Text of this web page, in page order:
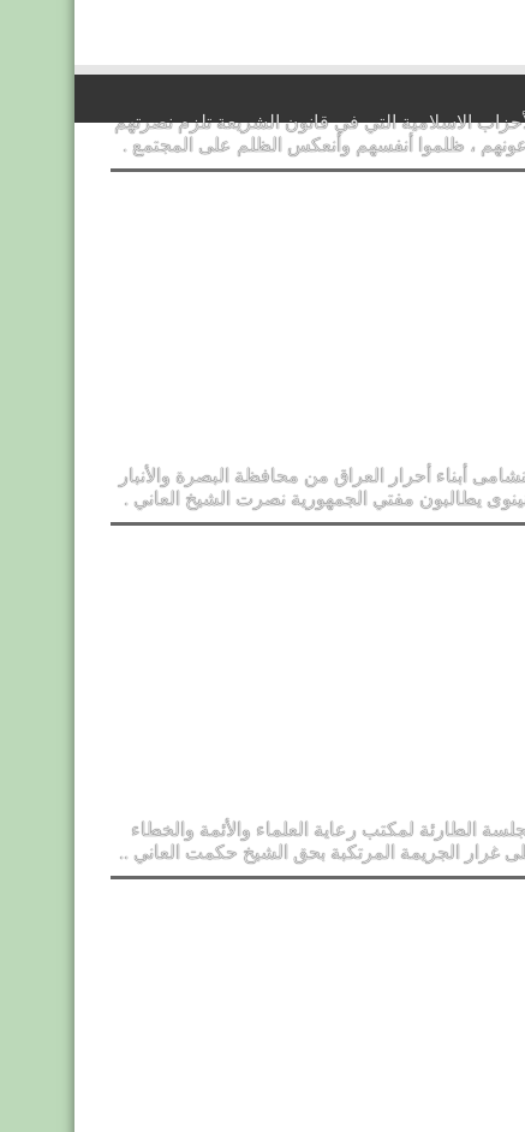
الاسلامية التي في قانون الشريعة تلزم نصرتهم
، ظلموا أنفسهم وأنعكس الظلم على المجتمع .
أبناء أحرار العراق من محافظة البصرة والأنبار
يطالبون مفتي الجمهورية نصرت الشيخ العاني .
الطارئة لمكتب رعاية العلماء والأئمة والخطاء
غرار الجريمة المرتكبة بحق الشيخ حكمت العاني ..